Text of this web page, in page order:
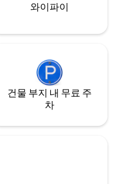
와이파이
건물 부지 내 무료 주
차